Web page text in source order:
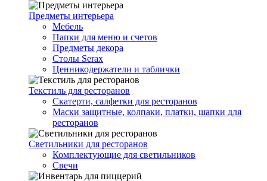
Предметы интерьера
Мебель
Папки для меню и счетов
Предметы декора
Столы Serax
Ценникодержатели и таблички
Текстиль для ресторанов
Скатерти, салфетки для ресторанов
Маски защитные, колпаки, платки, шапки для
ресторанов
Светильники для ресторанов
Комплектующие для светильников
Свечи